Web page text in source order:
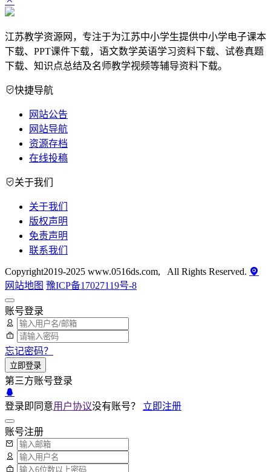
江苏教学资源网，专注于为江苏中小学生提供中小学电子课本
下载、PPT课件下载，语文数学英语学习资料下载、试卷真题
下载、知识点总结及名师教学视频等辅导资料下载。
快捷导航
网站公告
网站导航
资源存档
在线投稿
关于我们
关于我们
版权声明
免责声明
联系我们
Copyright2019-2025 www.0516ds.com, All Rights Reserved.
网站地图 豫ICP备17027119号-8
账号登录
忘记密码？
立即登录
第三方账号登录
登录即同意用户协议没有账号？ 立即注册
账号注册